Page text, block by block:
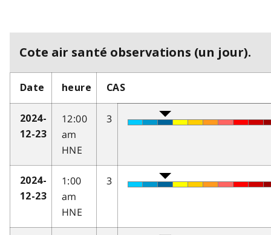
Cote air santé observations (un jour).
Date heure CAS
2024-
12-23
12:00
am
HNE
3
2024-
12-23
1:00
am
HNE
3